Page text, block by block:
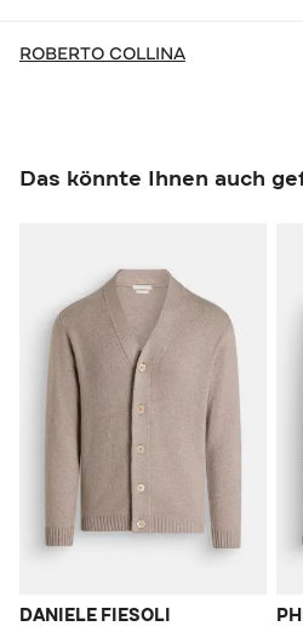
ROBERTO COLLINA
Das könnte Ihnen auch
DANIELE FIESOLI